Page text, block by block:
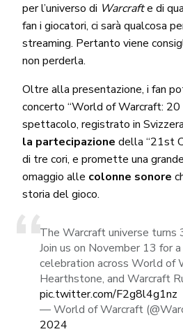
per l’universo di Warcrafte di
fan i giocatori, ci sarà qualcosa
streaming. Pertanto viene
non perderla.
Oltre alla presentazione, i fan
concerto “World of Warcraft: 20
spettacolo, registrato in
la partecipazione della “21st
di tre cori, e promette una
omaggio alle colonne sonore
storia del gioco.
The Warcraft universe turns
Join us on November 13 for
celebration across World of
Hearthstone, and Warcraft
pic.twitter.com/F2g8l4g1nz
— World of Warcraft
2024